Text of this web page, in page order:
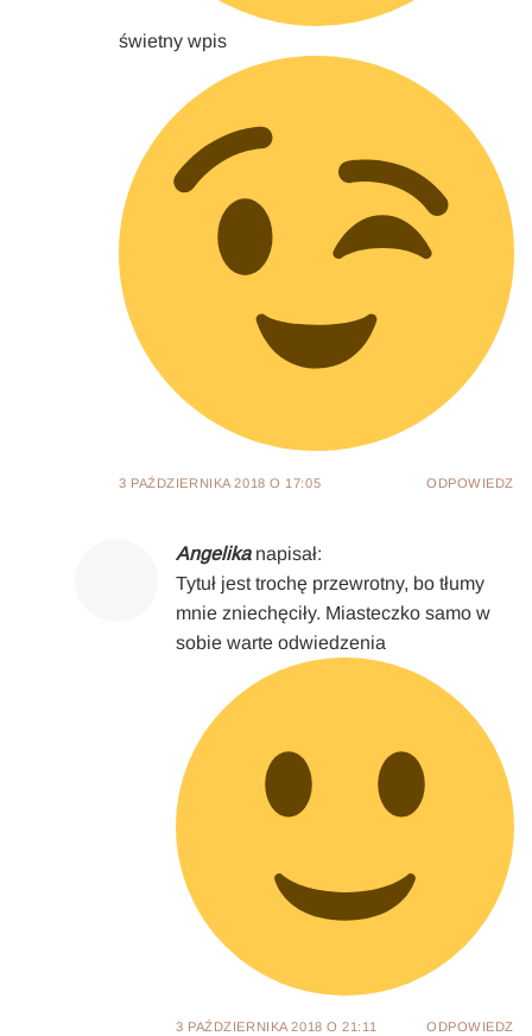
świetny wpis
3 PAŹDZIERNIKA 2018 O 17:05 ODPOWIEDZ
Angelika napisał:
Tytuł jest trochę przewrotny, bo tłumy
mnie zniechęciły. Miasteczko samo w
sobie warte odwiedzenia
3 PAŹDZIERNIKA 2018 O 21:11 ODPOWIEDZ